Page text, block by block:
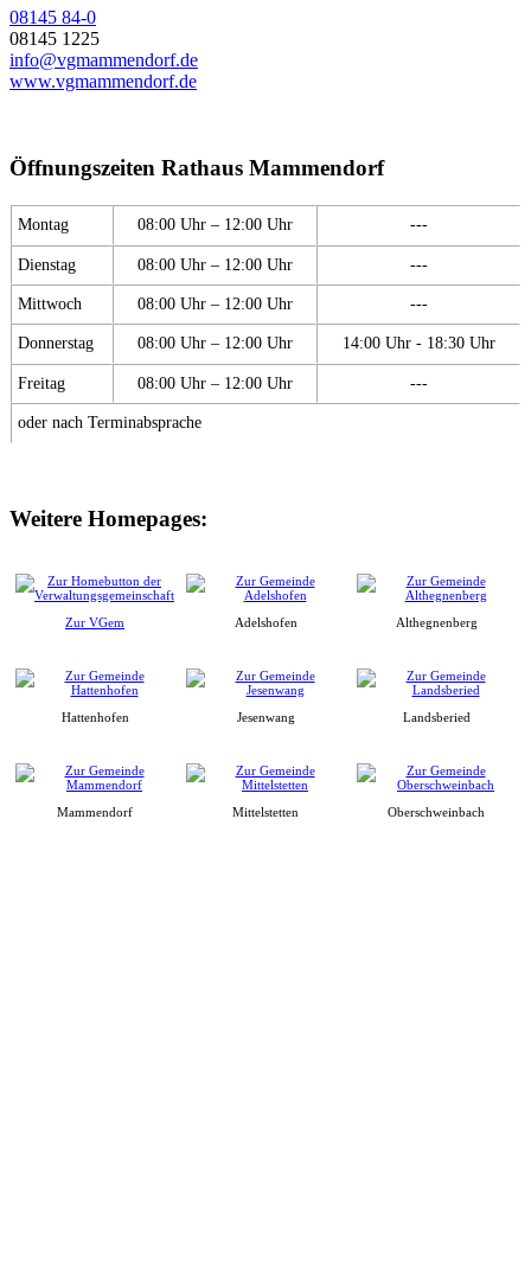
08145 84-0
08145 1225
info@vgmammendorf.de
www.vgmammendorf.de
Öffnungszeiten Rathaus Mammendorf
Montag 08:00 Uhr – 12:00 Uhr ---
Dienstag 08:00 Uhr – 12:00 Uhr ---
Mittwoch 08:00 Uhr – 12:00 Uhr ---
Donnerstag 08:00 Uhr – 12:00 Uhr 14:00 Uhr - 18:30 Uhr
Freitag 08:00 Uhr – 12:00 Uhr ---
oder nach Terminabsprache
Weitere Homepages:
Zur VGem Adelshofen Althegnenberg
Hattenhofen Jesenwang Landsberied
Mammendorf Mittelstetten Oberschweinbach